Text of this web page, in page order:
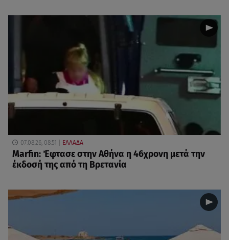
07.08.26, 08:51 ΕΛΛΑΔΑ
Marfin: Έφτασε στην Αθήνα η 46χρονη μετά την
έκδοσή της από τη Βρετανία